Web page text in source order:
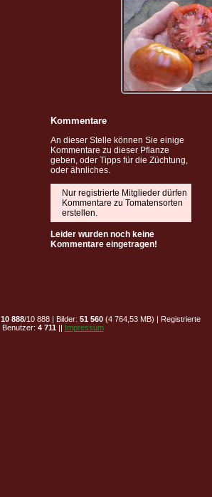
Kommentare
An dieser Stelle können Sie einige
Kommentare zu dieser Pflanze
geben, oder Tipps für die Züchtung,
oder ähnliches.
Nur registrierte Mitglieder dürfen
Kommentare zu Tomatensorten
erstellen.
Leider wurden noch keine
Kommentare eingetragen!
10 888/10 888 | Bilder: 51 560(4 764,53 MB) | Registrierte
Benutzer: 4 711 || Impressum